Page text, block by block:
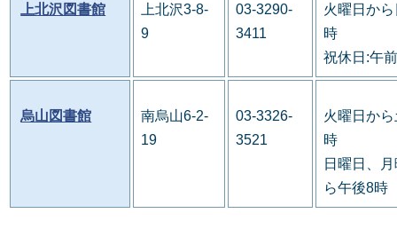
上北沢図書館
上北沢3-8-
9
03-3290-
3411
火曜日か
時
祝休日:午
烏山図書館
南烏山6-2-
19
03-3326-
3521
火曜日か
時
日曜日、
ら午後8時